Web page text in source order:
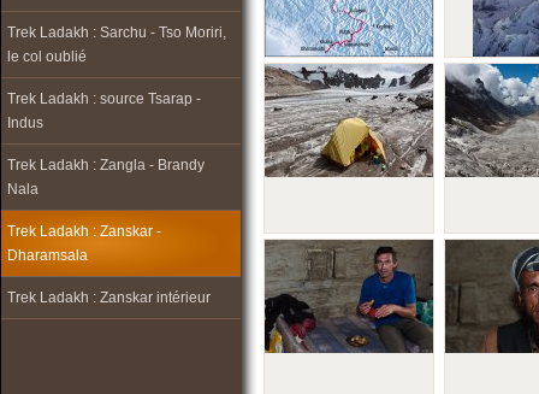
Trek Ladakh : Sarchu - Tso Moriri,
le col oublié
Trek Ladakh : source Tsarap -
Indus
Trek Ladakh : Zangla - Brandy
Nala
Trek Ladakh : Zanskar -
Dharamsala
Trek Ladakh : Zanskar intérieur